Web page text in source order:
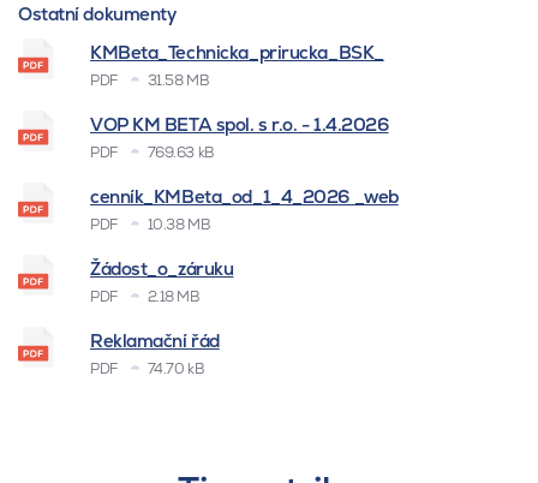
Ostatní dokumenty
KMBeta_Technicka_prirucka_BSK_
PDF 31.58 MB
VOP KM BETA spol. s r.o. - 1.4.2026
PDF 769.63 kB
cenník_KMBeta_od_1_4_2026 _web
PDF 10.38 MB
Žádost_o_záruku
PDF 2.18 MB
Reklamační řád
PDF 74.70 kB